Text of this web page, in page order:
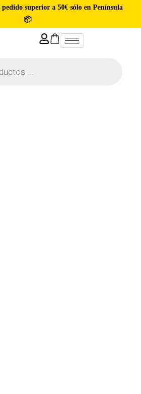
superior a 50€ sólo en Península
📦